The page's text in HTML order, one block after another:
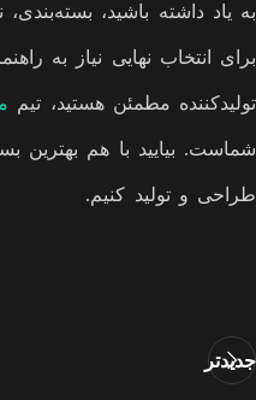
به یاد داشته باشید،
برای انتخاب نهایی نیاز به
تولیدکننده مطمئن هستید، تیم
شماست. بیایید با هم بهترین
طراحی و تولید کنیم.
جدیدتر